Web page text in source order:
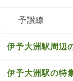
予讃線
伊予大洲駅周辺
伊予大洲駅の特